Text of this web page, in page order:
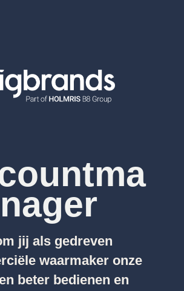
nager
jij als gedreven
waarmaker onze
beter bedienen en